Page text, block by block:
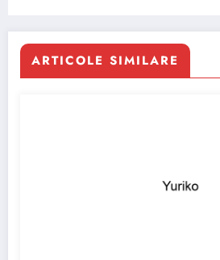
ARTICOLE SIMILARE